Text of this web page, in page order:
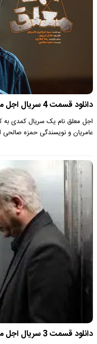
دانلود قسمت 4 سریال اجل معلق + لینک مستقیم
اجل معلق نام یک سریال کمدی به
عامریان و نویسندگی حمزه
دانلود قسمت 3 سریال اجل معلق + لینک مستقیم